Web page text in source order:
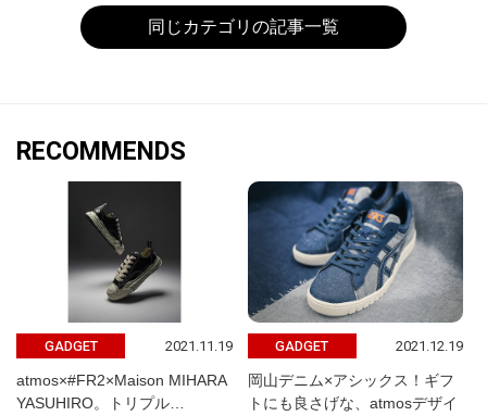
同じカテゴリの記事一覧
RECOMMENDS
GADGET 2021.11.19
atmos×#FR2×Maison MIHARA
YASUHIRO。トリプル…
GADGET 2021.12.19
岡山デニム×アシックス！ギフ
トにも良さげな、atmosデザイ